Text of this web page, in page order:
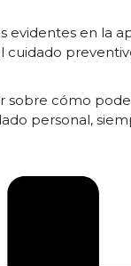
evidentes en la
cuidado
sobre cómo
personal,